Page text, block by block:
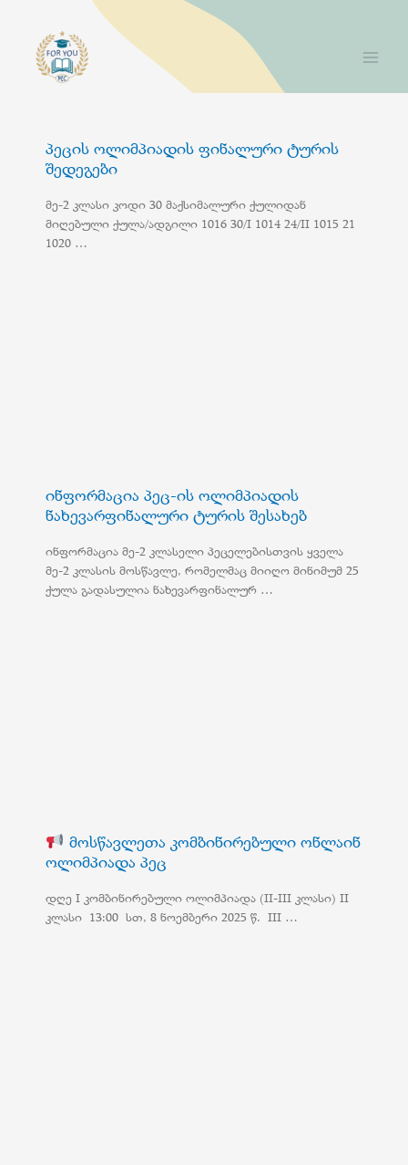
პეცის ოლიმპიადის ფინალური ტურის
შედეგები
მე-2 კლასი კოდი 30 მაქსიმალური ქულიდან
მიღებული ქულა/ადგილი 1016 30/I 1014 24/II 1015 21
1020 …
ინფორმაცია პეც-ის ოლიმპიადის
ნახევარფინალური ტურის შესახებ
ინფორმაცია მე-2 კლასელი პეცელებისთვის ყველა
მე-2 კლასის მოსწავლე, რომელმაც მიიღო მინიმუმ 25
ქულა გადასულია ნახევარფინალურ …
მოსწავლეთა კომბინირებული ონლაინ
ოლიმპიადა პეც
დღე I კომბინირებული ოლიმპიადა (II-III კლასი) II
კლასი 13:00 სთ, 8 ნოემბერი 2025 წ. III …